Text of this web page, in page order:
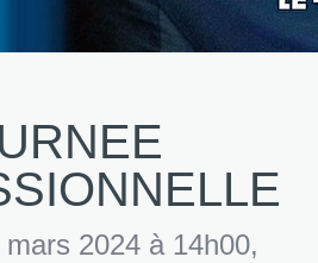
2024 à 14h00,